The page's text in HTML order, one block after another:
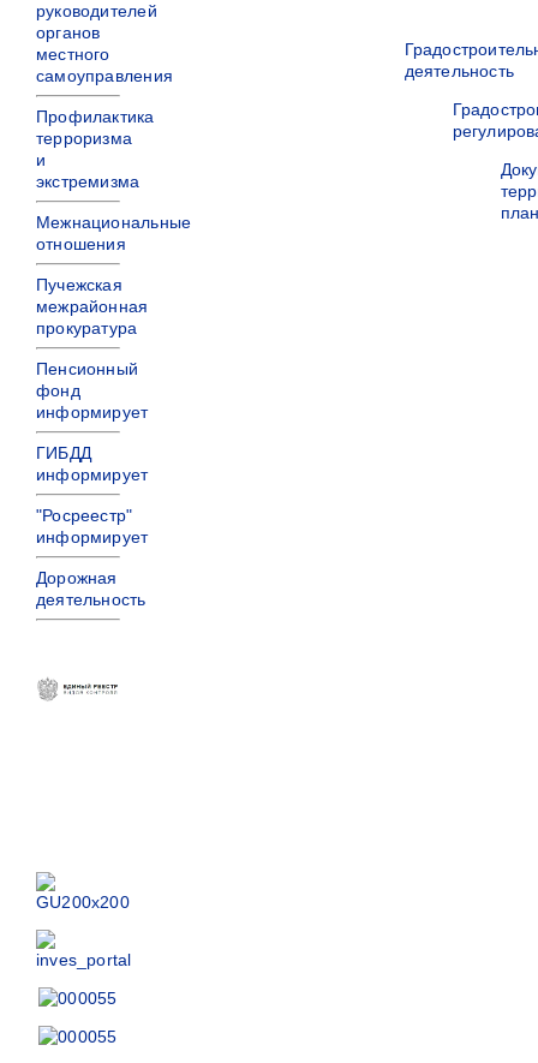
руководителей
органов
местного
самоуправления
Профилактика
терроризма
и
экстремизма
Межнациональные
отношения
Пучежская
межрайонная
прокуратура
Пенсионный
фонд
информирует
ГИБДД
информирует
"Росреестр"
информирует
Дорожная
деятельность
деятельность